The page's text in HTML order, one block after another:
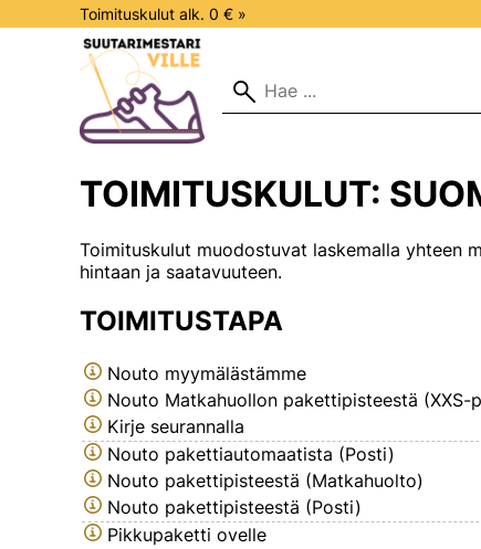
Toimituskulut alk. 0 € »
TOIMITUSKULUT:
Toimituskulut muodostuvat laskemalla yhteen
hintaan ja saatavuuteen.
TOIMITUSTAPA
Nouto myymälästämme
Nouto Matkahuollon pakettipisteestä (XXS-
Kirje seurannalla
Nouto pakettiautomaatista (Posti)
Nouto pakettipisteestä (Matkahuolto)
Nouto pakettipisteestä (Posti)
Pikkupaketti ovelle